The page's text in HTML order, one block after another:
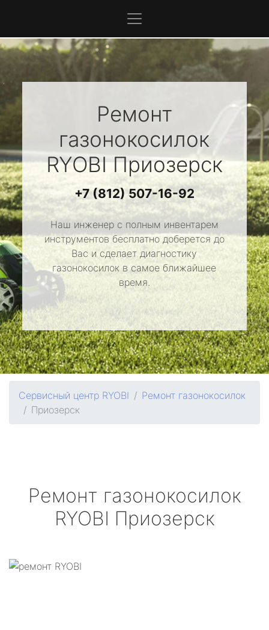
Ремонт
газонокосилок
RYOBIПриозерск
+7 (812) 507-16-92
Наш инженер с полным инвентарем
инструментов бесплатно доберется до
Вас и сделает диагностику
газонокосилок в самое ближайшее
время.
Сервисный центр RYOBI
Ремонт газонокосилок
Приозерск
Ремонт газонокосилок
RYOBI Приозерск